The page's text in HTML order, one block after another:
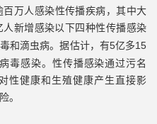
万人感染性传播疾病，其中大
人新增感染以下四种性传播感染
和滴虫病。据估计，有5亿多15
毒感染。性传播感染通过污名
性健康和生殖健康产生直接影
。